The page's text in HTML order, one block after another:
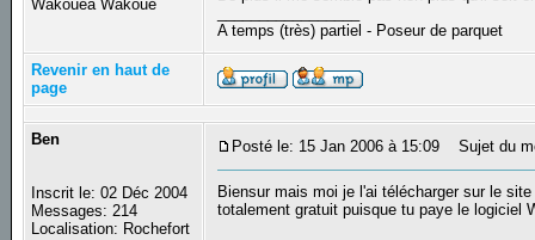
Wakouéa Wakoué
A temps (très) partiel - Poseur de parquet
Revenir en haut de
page
Ben
Inscrit le: 02 Déc 2004
Messages: 214
Localisation: Rochefort
Posté le: 15 Jan 2006 à 15:09 Sujet du
Biensur mais moi je l'ai télécharger sur le
totalement gratuit puisque tu paye le logiciel